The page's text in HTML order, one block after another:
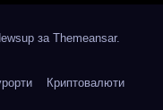
за Themeansar.
Криптовалюти